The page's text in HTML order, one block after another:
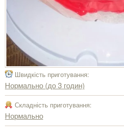
Швидкість приготування:
Нормально (до 3 годин)
Складність приготування:
Нормально